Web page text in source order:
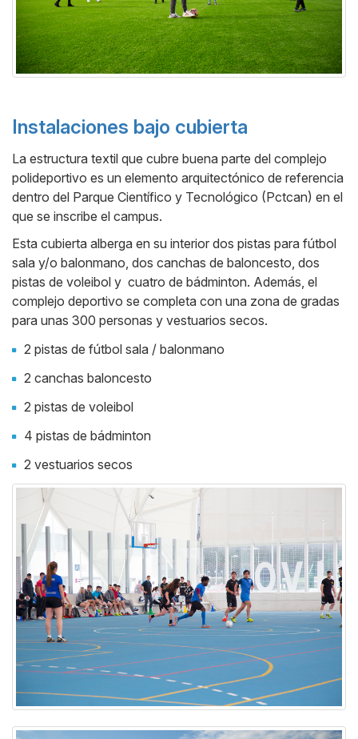
Instalaciones bajo cubierta
La estructura textil que cubre buena parte del complejo
polideportivo es un elemento arquitectónico de referencia
dentro del Parque Científico y Tecnológico (Pctcan) en el
que se inscribe el campus.
Esta cubierta alberga en su interior dos pistas para fútbol
sala y/o balonmano, dos canchas de baloncesto, dos
pistas de voleibol y cuatro de bádminton. Además, el
complejo deportivo se completa con una zona de gradas
para unas 300 personas y vestuarios secos.
2 pistas de fútbol sala / balonmano
2 canchas baloncesto
2 pistas de voleibol
4 pistas de bádminton
2 vestuarios secos